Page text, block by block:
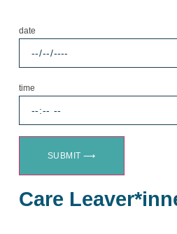
date
time
SUBMIT ⟶
Care